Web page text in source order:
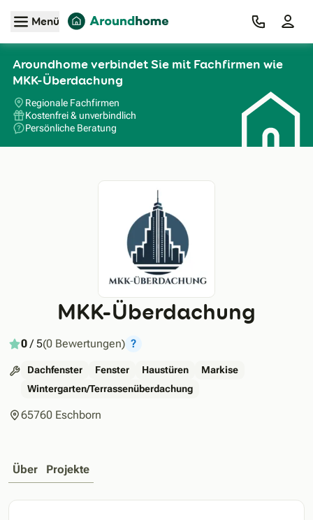
Zum Hauptinhalt
Menü
Aroundhome verbindet Sie mit Fachfirmen wie
MKK-Überdachung
Regionale Fachfirmen
Kostenfrei & unverbindlich
Persönliche Beratung
MKK-Überdachung
0/ 5(0 Bewertungen) ?
Dachfenster Fenster Haustüren
Markise
Wintergarten/Terrassenüberdachung
65760 Eschborn
Über Projekte